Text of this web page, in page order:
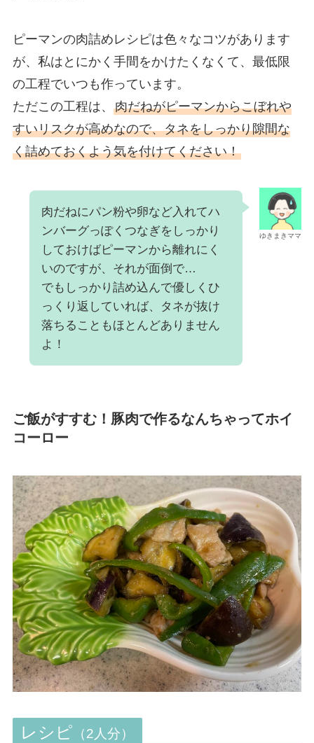
ピーマンの肉詰めレシピは色々なコツがあります
が、私はとにかく手間をかけたくなくて、最低限
の工程でいつも作っています。
ただこの工程は、 肉だねがピーマンからこぼれや
すいリスクが高めなので、タネをしっかり隙間な
く詰めておくよう気を付けてください！
ゆきまきママ
肉だねにパン粉や卵など入れてハ
ンバーグっぽくつなぎをしっかり
しておけばピーマンから離れにく
いのですが、それが面倒で…
でもしっかり詰め込んで優しくひ
っくり返していれば、タネが抜け
落ちることもほとんどありません
よ！
ご飯がすすむ！豚肉で作るなんちゃってホイ
コーロー
レシピ （2人分）